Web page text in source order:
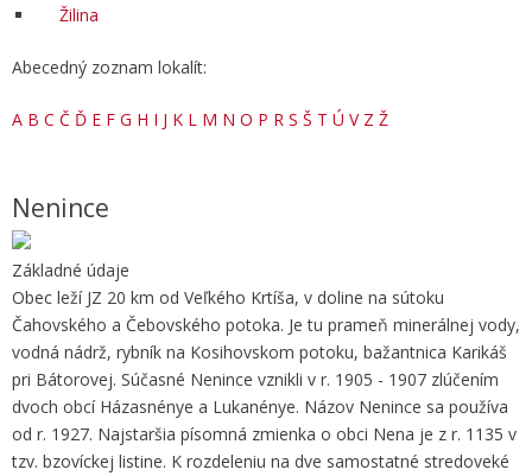
Žilina
Abecedný zoznam lokalít:
A B C Č Ď E F G H I J K L M N O P R S Š T Ú V Z Ž
Nenince
Základné údaje
Obec leží JZ 20 km od Veľkého Krtíša, v doline na sútoku
Čahovského a Čebovského potoka. Je tu prameň minerálnej vody,
vodná nádrž, rybník na Kosihovskom potoku, bažantnica Karikáš
pri Bátorovej. Súčasné Nenince vznikli v r. 1905 - 1907 zlúčením
dvoch obcí Házasnénye a Lukanénye. Názov Nenince sa používa
od r. 1927. Najstaršia písomná zmienka o obci Nena je z r. 1135 v
tzv. bzovíckej listine. K rozdeleniu na dve samostatné stredoveké